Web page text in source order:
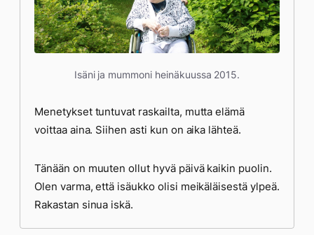
Isäni ja mummoni heinäkuussa 2015.
Menetykset tuntuvat raskailta, mutta elämä
voittaa aina. Siihen asti kun on aika lähteä.
Tänään on muuten ollut hyvä päivä kaikin puolin.
Olen varma, että isäukko olisi meikäläisestä ylpeä.
Rakastan sinua iskä.